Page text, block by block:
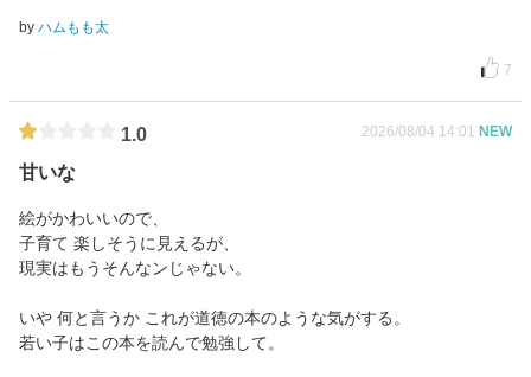
by ハムもも太
7
1.0 2026/08/04 14:01 NEW
甘いな
絵がかわいいので、
子育て 楽しそうに見えるが、
現実はもうそんなンじゃない。
いや 何と言うか これが道徳の本のような気がする。
若い子はこの本を読んで勉強して。